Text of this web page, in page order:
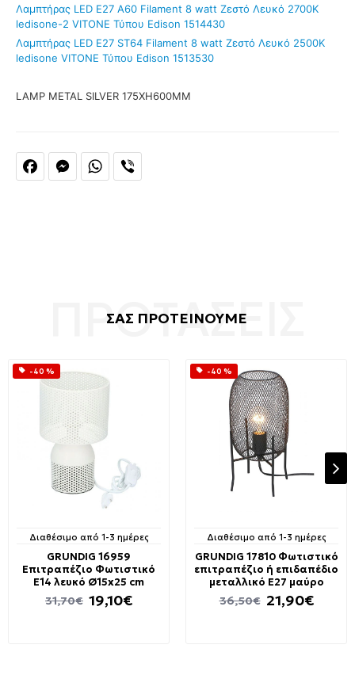
FacebookMessengerWhatsApp
Λαμπτήρας LED E27 A60 Filament 8 watt Ζεστό Λευκό 2700Κ
ledisone-2 VITONE Τύπου Edison 1514430
Λαμπτήρας LED E27 ST64 Filament 8 watt Ζεστό Λευκό 2500Κ
ledisone VITONE Τύπου Edison 1513530
LAMP METAL SILVER 175XH600MM
ΣΑΣ ΠΡΟΤΕΙΝΟΥΜΕ
-40 %
Διαθέσιμο από 1-3 ημέρες
GRUNDIG 16959
Επιτραπέζιο Φωτιστικό
Ε14 λευκό Ø15x25 cm
19,10€
31,70€
-40 %
Διαθέσιμο από 1-3 ημέρες
GRUNDIG 17810 Φωτιστικό
επιτραπέζιο ή επιδαπέδιο
μεταλλικό E27 μαύρο
21,90€
36,50€